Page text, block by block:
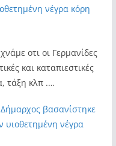
νέγρα κόρη
οτι οι Γερμανίδες
και καταπιεστικές
τάξη κλπ .…
βασανίστηκε
υιοθετημένη νέγρα